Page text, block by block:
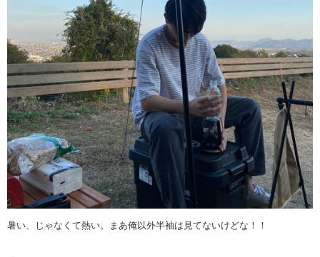
暑い、じゃなくて熱い。まあ俺以外半袖は見てないけどな！！